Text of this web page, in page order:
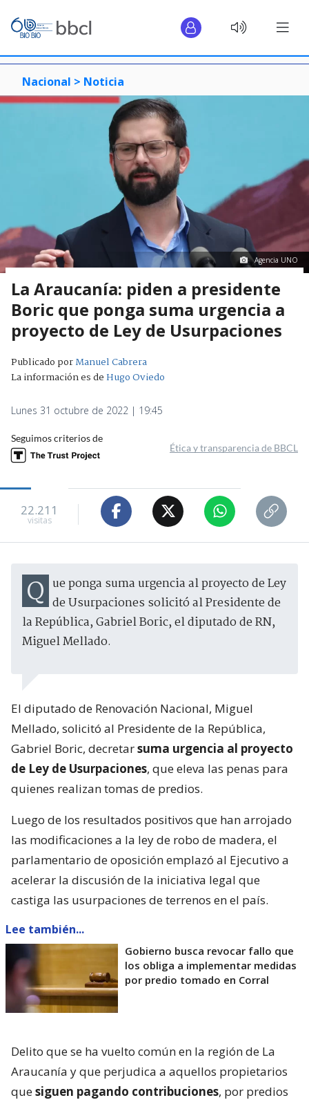
Nacional > Noticia
Agencia UNO
La Araucanía: piden a presidente
Boric que ponga suma urgencia a
proyecto de Ley de Usurpaciones
Publicado porManuel Cabrera
La información es deHugo Oviedo
Lunes 31 octubre de 2022 | 19:45
Seguimos criterios de
Ética y transparencia de BBCL
22.211
visitas
Que ponga suma urgencia al proyecto de Ley de Usurpaciones solicitó al Presidente de
la República, Gabriel Boric, el diputado de RN,
Miguel Mellado.
El diputado de Renovación Nacional, Miguel
Mellado, solicitó al Presidente de la República,
Gabriel Boric, decretarsuma urgencia al proyecto
de Ley de Usurpaciones, que eleva las penas para
quienes realizan tomas de predios.
Luego de los resultados positivos que han arrojado
las modificaciones a la ley de robo de madera, el
parlamentario de oposición emplazó al Ejecutivo a
acelerar la discusión de la iniciativa legal que
castiga las usurpaciones de terrenos en el país.
Lee también...
Gobierno busca revocar fallo que
los obliga a implementar medidas
por predio tomado en Corral
Delito que se ha vuelto común en la región de La
Araucanía y que perjudica a aquellos propietarios
quesiguen pagando contribuciones, por predios